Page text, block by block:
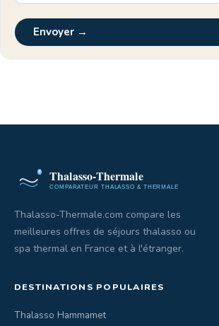
Envoyer →
Thalasso-Thermale.com compare les
meilleures offres de séjours thalasso ou
spa thermal en France et à l'étranger.
DESTINATIONS POPULAIRES
Thalasso Hammamet